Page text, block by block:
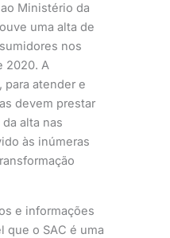
Ministério da
uma alta de
nos
2020. A
para atender e
devem prestar
alta nas
às inúmeras
e informações
que o SAC é uma